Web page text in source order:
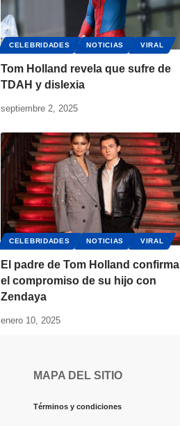
CELEBRIDADES NOTICIAS VIRAL
Tom Holland revela que sufre de
TDAH y dislexia
septiembre 2, 2025
CELEBRIDADES NOTICIAS VIRAL
El padre de Tom Holland confirma
el compromiso de su hijo con
Zendaya
enero 10, 2025
MAPA DEL SITIO
Términos y condiciones